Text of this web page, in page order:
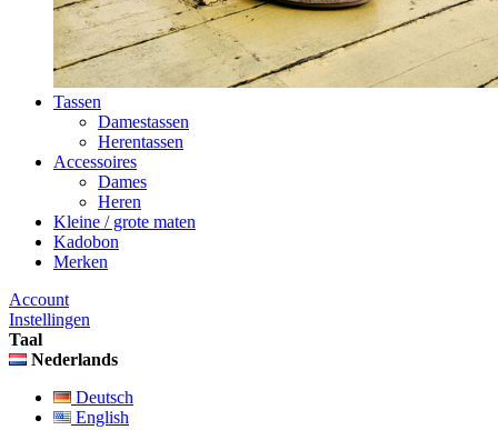
Tassen
Damestassen
Herentassen
Accessoires
Dames
Heren
Kleine / grote maten
Kadobon
Merken
Account
Instellingen
Taal
Nederlands
Deutsch
English